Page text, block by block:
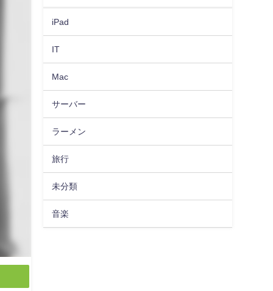
iPad
IT
Mac
サーバー
ラーメン
旅行
未分類
音楽